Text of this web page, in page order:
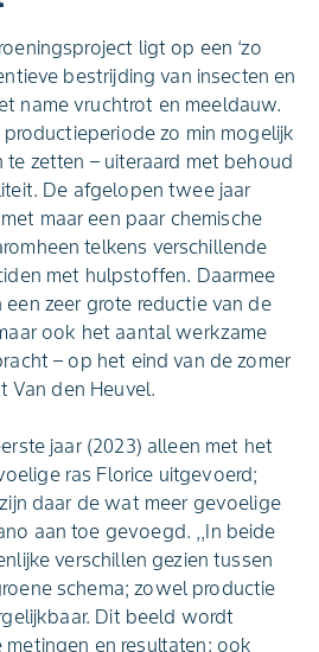
ligt op een ‘zo
bestrijding van insecten en
name vruchtrot en meeldauw.
productieperiode zo min mogelijk
te zetten – uiteraard met behoud
De afgelopen twee jaar
maar een paar chemische
telkens verschillende
met hulpstoffen. Daarmee
zeer grote reductie van de
ook het aantal werkzame
– op het eind van de zomer
Van den Heuvel.
jaar (2023) alleen met het
ras Florice uitgevoerd;
daar de wat meer gevoelige
aan toe gevoegd. ,,In beide
verschillen gezien tussen
schema; zowel productie
Dit beeld wordt
en resultaten: ook